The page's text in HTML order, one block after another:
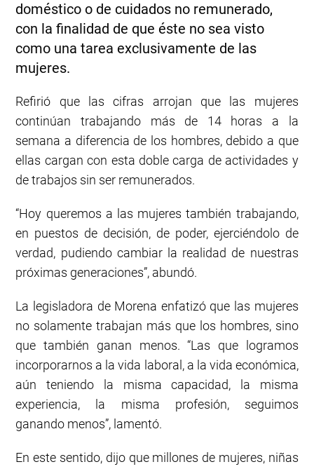
doméstico o de cuidados no remunerado,
con la finalidad de que éste no sea visto
como una tarea exclusivamente de las
mujeres.
Refirió que las cifras arrojan que las mujeres
continúan trabajando más de 14 horas a la
semana a diferencia de los hombres, debido a que
ellas cargan con esta doble carga de actividades y
de trabajos sin ser remunerados.
“Hoy queremos a las mujeres también trabajando,
en puestos de decisión, de poder, ejerciéndolo de
verdad, pudiendo cambiar la realidad de nuestras
próximas generaciones”, abundó.
La legisladora de Morena enfatizó que las mujeres
no solamente trabajan más que los hombres, sino
que también ganan menos. “Las que logramos
incorporarnos a la vida laboral, a la vida económica,
aún teniendo la misma capacidad, la misma
experiencia, la misma profesión, seguimos
ganando menos”, lamentó.
En este sentido, dijo que millones de mujeres, niñas